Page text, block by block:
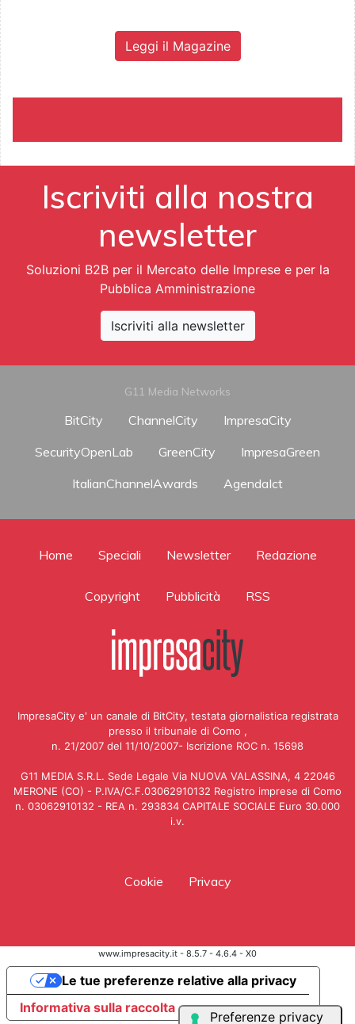
Leggi il Magazine
Iscriviti alla nostra
newsletter
Soluzioni B2B per il Mercato delle Imprese e per la
Pubblica Amministrazione
Iscriviti alla newsletter
G11 Media Networks
BitCity ChannelCity
ImpresaCity
SecurityOpenLab
GreenCity
ImpresaGreen
ItalianChannelAwards
AgendaIct
Home Speciali Newsletter Redazione
Copyright Pubblicità RSS
ImpresaCity e' un canale di BitCity, testata giornalistica registrata
presso il tribunale di Como ,
n. 21/2007 del 11/10/2007- Iscrizione ROC n. 15698
G11 MEDIA S.R.L. Sede Legale Via NUOVA VALASSINA, 4 22046
MERONE (CO) - P.IVA/C.F.03062910132 Registro imprese di Como
n. 03062910132 - REA n. 293834 CAPITALE SOCIALE Euro 30.000
i.v.
Cookie Privacy
www.impresacity.it - 8.5.7 - 4.6.4 - X0
Informativa sulla raccolta
Le tue preferenze relative alla privacy